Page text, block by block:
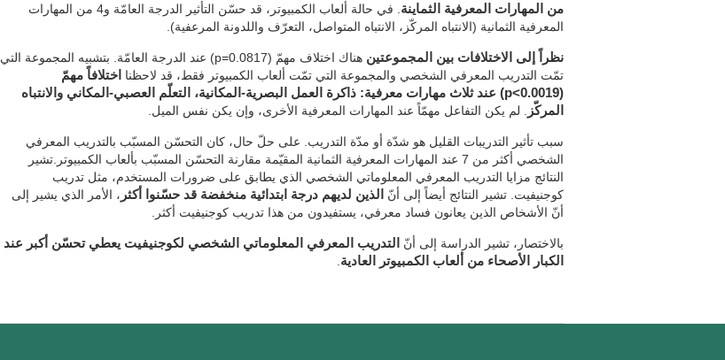
من المهارات المعرفية الثماينة
. في حالة ألعاب الكمبيوتر، قد حسّن التأثير الدرجة العامّة و4 من المهارات
المعرفية الثمانية (الانتباه المركّز، الانتباه المتواصل، التعرّف واللدونة المرعفية).
نظراً إلى الاختلافات بين المجموعتين
هناك اختلاف مهمّ (p=0.0817) عند الدرجة العامّة. بتشبيه المجموعة التي
تمّت التدريب المعرفي الشخصي والمجموعة التي تمّت ألعاب الكمبيوتر فقط، قد لاحظنا اختلافاً مهمّ
(p<0.0019) عند ثلاث مهارات معرفية: ذاكرة العمل البصرية-المكانية، التعلّم العصبي-المكاني والانتباه
المركّز
. لم يكن التفاعل مهمّاً عند المهارات المعرفية الأخرى، وإن يكن نفس الميل.
سبب تأثير التدريبات القليل هو شدّة أو مدّة التدريب. على حلّ حال، كان التحسّن المسبّب بالتدريب المعرفي
الشخصي أكثر من 7 عند المهارات المعرفية الثمانية المقيّمة مقارنة التحسّن المسبّب بألعاب الكمبيوتر.تشير
النتائج مزايا التدريب المعرفي المعلوماتي الشخصي الذي يطابق على ضرورات المستخدم، مثل تدريب
كوجنيفيت. تشير النتائج أيضاً إلى أنّ
الذين لديهم درجة ابتدائية منخفضة قد حسّنوا أكثر ، الأمر الذي يشير إلى
أنّ الأشخاص الذين يعانون فساد معرفي، يستفيدون من هذا تدريب كوجنيفيت أكثر.
بالاختصار، تشير الدراسة إلى أنّ
التدريب المعرفي المعلوماتي الشخصي لكوجنيفيت يعطي تحسّن أكبر عند
الكبار الأصحاء من ألعاب الكمبيوتر العادية